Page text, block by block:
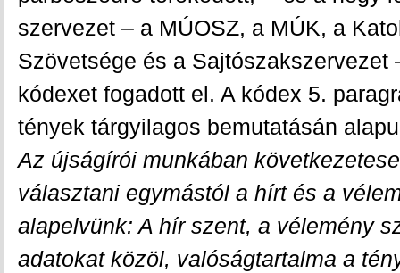
szervezet – a MÚOSZ, a MÚK, a
Szövetsége és a Sajtószakszervezet
kódexet fogadott el. A kódex 5.
tények tárgyilagos bemutatásán
Az újságírói munkában
választani egymástól a hírt és a
alapelvünk: A hír szent, a vélemény
adatokat közöl, valóságtartalma a